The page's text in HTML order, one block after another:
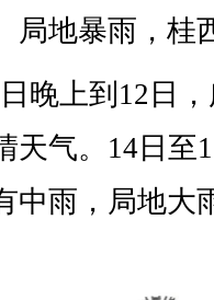
局地暴雨，桂
晚上到12日
天气。14日至
中雨，局地大